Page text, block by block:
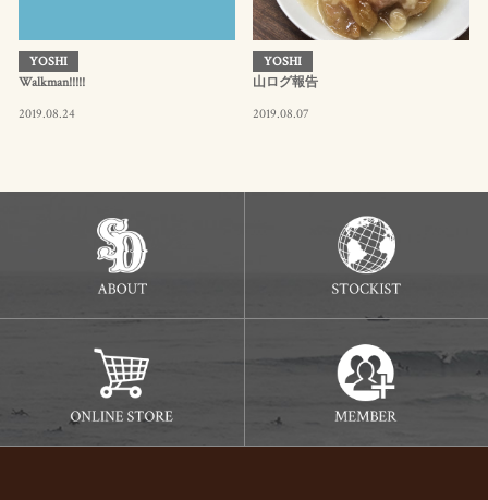
YOSHI
Walkman!!!!!
2019.08.24
YOSHI
山ログ報告
2019.08.07